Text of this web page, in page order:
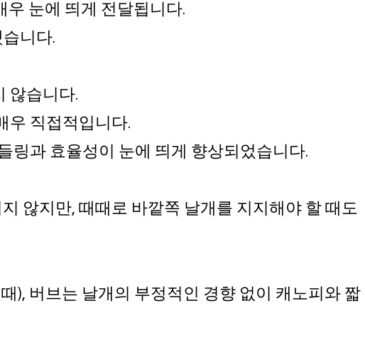
눈에 띄게 전달됩니다.
니다.
않습니다.
우 직접적입니다.
링과 효율성이 눈에 띄게 향상되었습니다.
않지만, 때때로 바깥쪽 날개를 지지해야 할 때도
), 버브는 날개의 부정적인 경향 없이 캐노피와 짧